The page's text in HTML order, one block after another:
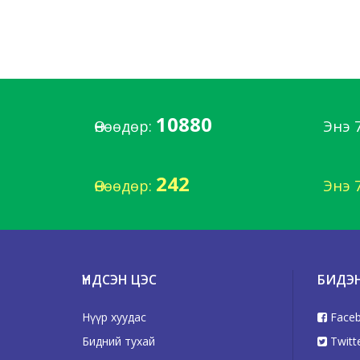
Өнөөдөр: 10880 Энэ
Өнөөдөр: 242 Энэ
ҮНДСЭН ЦЭС
Нүүр хуудас
Бидний тухай